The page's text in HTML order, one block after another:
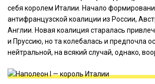
себя королем Италии. Начало
антифранцузской коалиции из России,
Англии. Новая коалиция старалась
и Пруссию, но та колебалась и предпочла
нейтральной, на всякий случай, однако,